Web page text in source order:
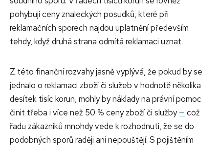
pohybují ceny znaleckých posudků, které při
reklamačních sporech najdou uplatnění především
tehdy, když druhá strana odmítá reklamaci uznat.
Z této finanční rozvahy jasně vyplývá, že pokud by se
jednalo o reklamaci zboží či služeb v hodnotě několika
desítek tisíc korun, mohly by náklady na právní pomoc
činit třeba i více než 50 % ceny zboží či služby— což
řadu zákazníků mnohdy vede k rozhodnutí, že se do
podobných sporů raději ani nepouštějí. S pojištěním